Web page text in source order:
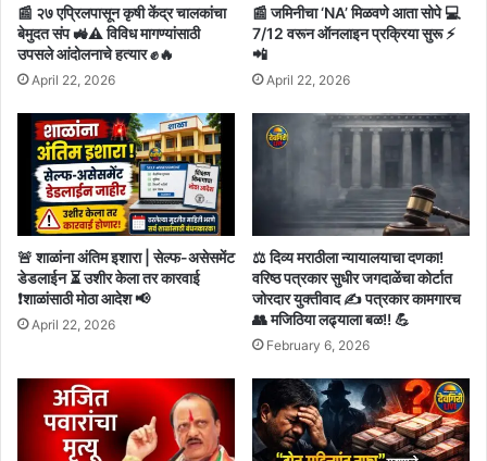
📰 २७ एप्रिलपासून कृषी केंद्र चालकांचा
बेमुदत संप 🚜⚠️ विविध मागण्यांसाठी
उपसले आंदोलनाचे हत्यार ✊🔥
April 22, 2026
📰 जमिनीचा ‘NA’ मिळवणे आता सोपे 💻
7/12 वरून ऑनलाइन प्रक्रिया सुरू ⚡
📲
April 22, 2026
🚨 शाळांना अंतिम इशारा | सेल्फ-असेसमेंट
डेडलाईन ⏳ उशीर केला तर कारवाई
❗शाळांसाठी मोठा आदेश 📢
April 22, 2026
⚖️ दिव्य मराठीला न्यायालयाचा दणका!
वरिष्ठ पत्रकार सुधीर जगदाळेंचा कोर्टात
जोरदार युक्तीवाद ✍️ पत्रकार कामगारच
👥 मजिठिया लढ्याला बळ!! 💪
February 6, 2026